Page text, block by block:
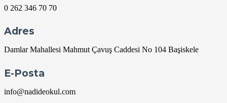
0 262 346 70 70
Adres
Damlar Mahallesi Mahmut Çavuş Caddesi No 104 Başiskele
E-Posta
info@nadideokul.com